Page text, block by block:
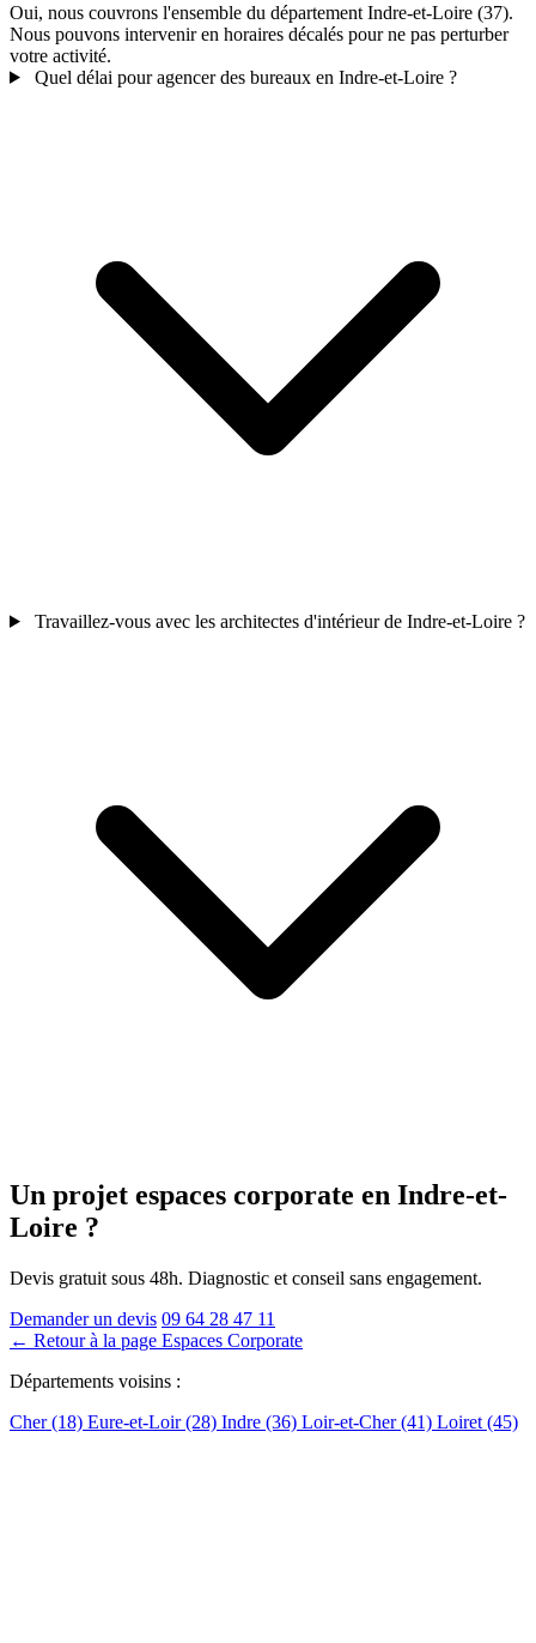
Oui, nous couvrons l'ensemble du département Indre-et-Loire (37).
Nous pouvons intervenir en horaires décalés pour ne pas perturber
votre activité.
Quel délai pour agencer des bureaux en Indre-et-Loire ?
Travaillez-vous avec les architectes d'intérieur de Indre-et-Loire ?
Un projet espaces corporate en Indre-et-
Loire ?
Devis gratuit sous 48h. Diagnostic et conseil sans engagement.
Demander un devis 09 64 28 47 11
← Retour à la page Espaces Corporate
Départements voisins :
Cher (18) Eure-et-Loir (28) Indre (36) Loir-et-Cher (41) Loiret (45)